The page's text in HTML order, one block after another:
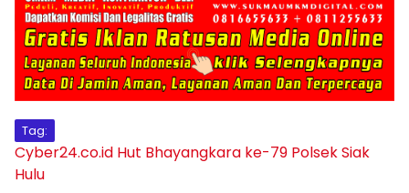
Tag:
Cyber24.co.id Hut Bhayangkara ke-79 Polsek Siak
Hulu